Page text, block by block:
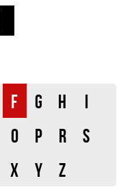
F G H
I
O P R
S
X Y Z